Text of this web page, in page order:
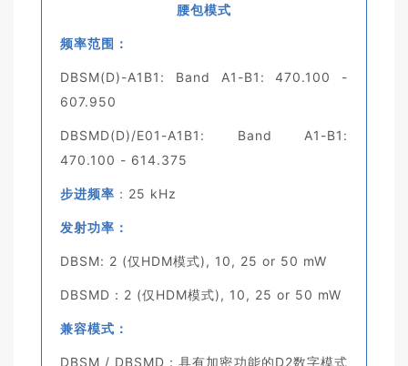
腰包模式
频率范围：
DBSM(D)-A1B1: Band A1-B1: 470.100 -
607.950
DBSMD(D)/E01-A1B1: Band A1-B1:
470.100 - 614.375
步进频率 ： 25 kHz
发射功率：
DBSM: 2 (仅HDM模式), 10, 25 or 50 mW
DBSMD：2 (仅HDM模式), 10, 25 or 50 mW
兼容模式：
DBSM / DBSMD：具有加密功能的D2数字模式